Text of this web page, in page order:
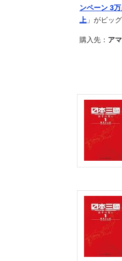
一般 【
一般 【
一般 バ
【
一般
一般 【
【
一般 与
一般
一般 【
ンペーン 3
上 」がビッ
購入先： ア